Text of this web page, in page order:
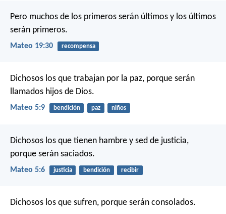
Pero muchos de los primeros serán últimos y los últimos
serán primeros.
Mateo 19:30 recompensa
Dichosos los que trabajan por la paz, porque serán
llamados hijos de Dios.
Mateo 5:9 bendición paz niños
Dichosos los que tienen hambre y sed de justicia,
porque serán saciados.
Mateo 5:6 justicia bendición recibir
Dichosos los que sufren, porque serán consolados.